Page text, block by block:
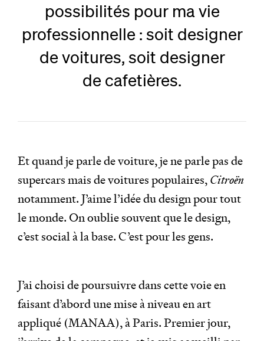
possibilités pour ma vie
professionnelle : soit designer
de voitures, soit designer
de cafetières.
Et quand je parle de voiture, je ne parle pas de
supercars mais de voitures populaires,Citroën
notamment. J’aime l’idée du design pour tout
le monde. On oublie souvent que le design,
c’est social à la base. C’est pour les gens.
J’ai choisi de poursuivre dans cette voie en
faisant d’abord une mise à niveau en art
appliqué (MANAA), à Paris. Premier jour,